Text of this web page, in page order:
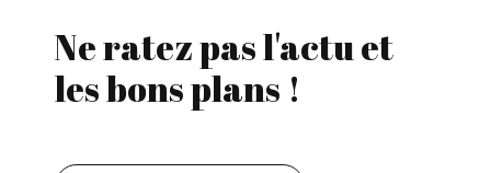
Ne ratez pas l'actu et
les bons plans !